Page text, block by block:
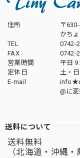
住所
〒
かち
TEL
0742-
FAX
0742-
営業時間
平日
定休日
土・
E-mail
@に
送料について
送料無料
（北海道・沖縄・